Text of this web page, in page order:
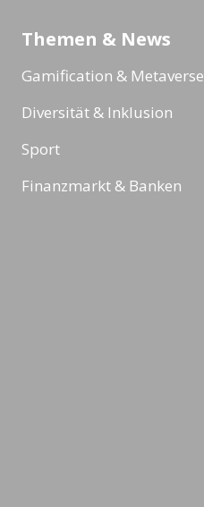
Themen & News
Gamification & Metaverse
Diversität & Inklusion
Sport
Finanzmarkt & Banken